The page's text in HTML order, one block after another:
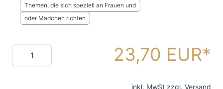
Themen, die sich speziell an Frauen und
oder Mädchen richten
Menge 23,70 EUR
inkl. MwSt zzgl. Versand